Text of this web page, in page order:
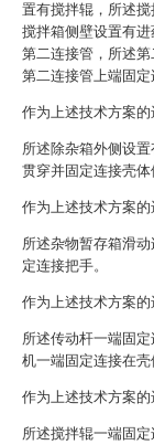
置有搅拌辊，所述
搅拌箱侧壁设置有
第二连接管，所述
第二连接管上端固定
作为上述技术方案的
所述除杂箱外侧设
贯穿并固定连接壳体
作为上述技术方案的
所述杂物暂存箱滑
定连接把手。
作为上述技术方案的
所述传动杆一端固
机一端固定连接在壳
作为上述技术方案的
所述搅拌辊一端固